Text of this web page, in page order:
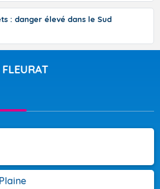
: danger élevé dans le Sud